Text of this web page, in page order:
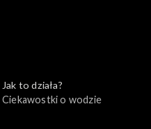
Jak to działa?
Ciekawostki o wodzie